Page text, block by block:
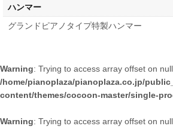
ハンマー
グランドピアノタイプ特製ハンマー
Warning: Trying to access array offset on
/home/pianoplaza/pianoplaza.co.jp/
content/themes/cocoon-master/single-
Warning: Trying to access array offset on